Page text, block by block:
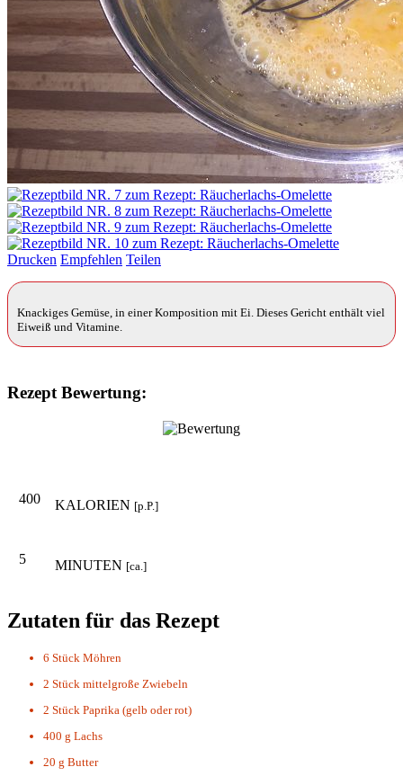
Drucken Empfehlen Teilen
Knackiges Gemüse, in einer Komposition mit Ei. Dieses Gericht enthält viel
Eiweiß und Vitamine.
Rezept Bewertung:
400 KALORIEN [p.P.]
5 MINUTEN [ca.]
Zutaten für das Rezept
6 Stück Möhren
2 Stück mittelgroße Zwiebeln
2 Stück Paprika (gelb oder rot)
400 g Lachs
20 g Butter